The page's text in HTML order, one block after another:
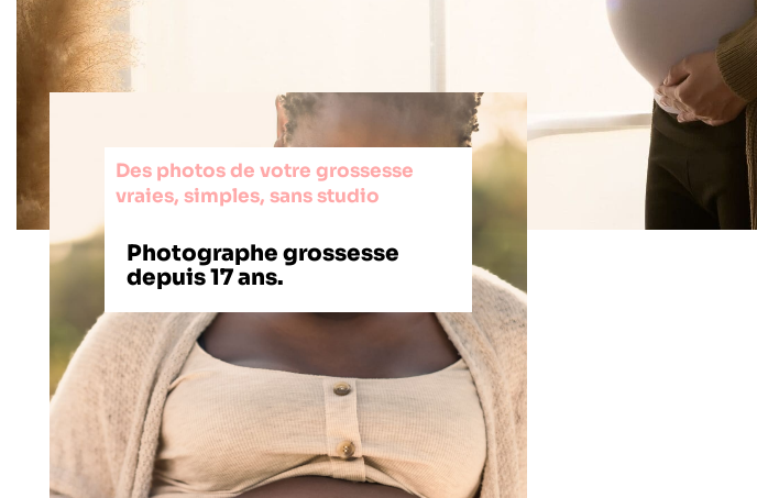
Des photos de votre grossesse
vraies, simples, sans studio
Photographe grossesse
depuis 17 ans.